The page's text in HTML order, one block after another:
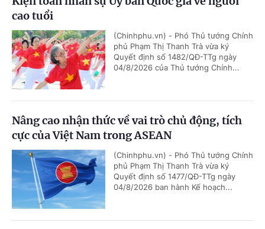
cao tuổi
(Chinhphu.vn) - Phó Thủ tướng Chính
phủ Phạm Thị Thanh Trà vừa ký
Quyết định số 1482/QĐ-TTg ngày
04/8/2026 của Thủ tướng Chính...
Nâng cao nhận thức về vai trò chủ động, tích
cực của Việt Nam trong ASEAN
(Chinhphu.vn) - Phó Thủ tướng Chính
phủ Phạm Thị Thanh Trà vừa ký
Quyết định số 1477/QĐ-TTg ngày
04/8/2026 ban hành Kế hoạch...